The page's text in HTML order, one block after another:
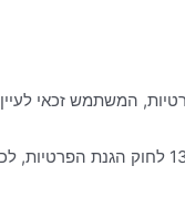
המשתמש זכאי